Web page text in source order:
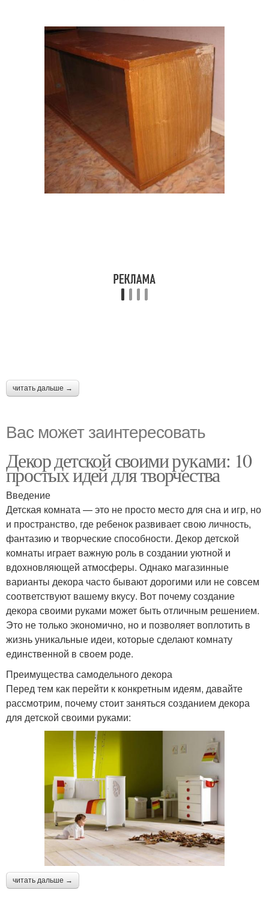
читать дальше →
Вас может заинтересовать
Декор детской своими руками: 10
простых идей для творчества
Введение
Детская комната — это не просто место для сна и игр, но
и пространство, где ребенок развивает свою личность,
фантазию и творческие способности. Декор детской
комнаты играет важную роль в создании уютной и
вдохновляющей атмосферы. Однако магазинные
варианты декора часто бывают дорогими или не совсем
соответствуют вашему вкусу. Вот почему создание
декора своими руками может быть отличным решением.
Это не только экономично, но и позволяет воплотить в
жизнь уникальные идеи, которые сделают комнату
единственной в своем роде.
Преимущества самодельного декора
Перед тем как перейти к конкретным идеям, давайте
рассмотрим, почему стоит заняться созданием декора
для детской своими руками:
читать дальше →